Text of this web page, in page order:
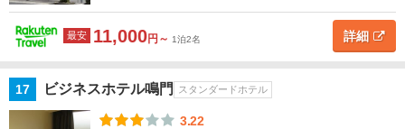
最安 11,000円～ 1泊2名 詳細
17 ビジネスホテル鳴門 スタンダードホテル
3.22